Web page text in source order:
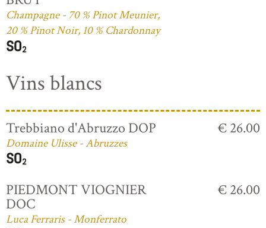
Champagne - 70 % Pinot Meunier,
20 % Pinot Noir, 10 % Chardonnay
Vins blancs
Trebbiano d'Abruzzo DOP
Domaine Ulisse - Abruzzes
€ 26.00
PIEDMONT VIOGNIER
DOC
Luca Ferraris - Monferrato
€ 26.00